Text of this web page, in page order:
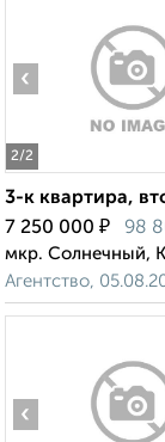
2/2
‹
3-к квартира,
7 250 000 ₽ 98
мкр. Солнечный,
Агентство,
‹